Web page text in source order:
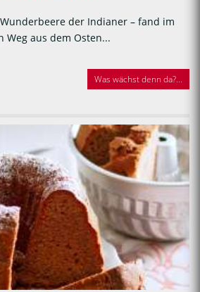
der Indianer – fand im
Weg aus dem Osten...
Was wächst denn da?...